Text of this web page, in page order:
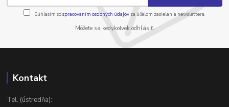
Súhlasím sospracovaním osobných údajov za účelom zasielania newslettera.
Môžete sa kedykoľvek odhlásiť.
Kontakt
Tel. (ústredňa):